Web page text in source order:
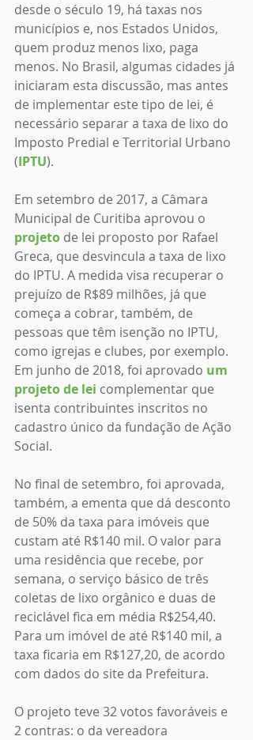
desde o século 19, há taxas nos
municípios e, nos Estados Unidos,
quem produz menos lixo, paga
menos. No Brasil, algumas cidades já
iniciaram esta discussão, mas antes
de implementar este tipo de lei, é
necessário separar a taxa de lixo do
Imposto Predial e Territorial Urbano
(IPTU).
Em setembro de 2017, a Câmara
Municipal de Curitiba aprovou o
projeto de lei proposto por Rafael
Greca, que desvincula a taxa de lixo
do IPTU. A medida visa recuperar o
prejuízo de R$89 milhões, já que
começa a cobrar, também, de
pessoas que têm isenção no IPTU,
como igrejas e clubes, por exemplo.
Em junho de 2018, foi aprovado um
projeto de lei complementar que
isenta contribuintes inscritos no
cadastro único da fundação de Ação
Social.
No final de setembro, foi aprovada,
também, a ementa que dá desconto
de 50% da taxa para imóveis que
custam até R$140 mil. O valor para
uma residência que recebe, por
semana, o serviço básico de três
coletas de lixo orgânico e duas de
reciclável fica em média R$254,40.
Para um imóvel de até R$140 mil, a
taxa ficaria em R$127,20, de acordo
com dados do site da Prefeitura.
O projeto teve 32 votos favoráveis e
2 contras: o da vereadora